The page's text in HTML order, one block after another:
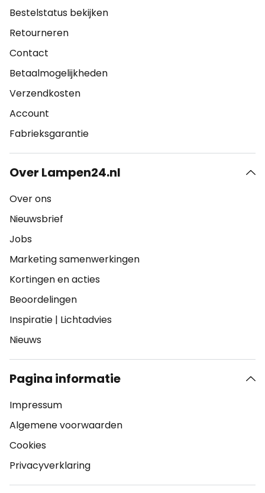
Bestelstatus bekijken
Retourneren
Contact
Betaalmogelijkheden
Verzendkosten
Account
Fabrieksgarantie
Over Lampen24.nl
Over ons
Nieuwsbrief
Jobs
Marketing samenwerkingen
Kortingen en acties
Beoordelingen
Inspiratie | Lichtadvies
Nieuws
Pagina informatie
Impressum
Algemene voorwaarden
Cookies
Privacyverklaring